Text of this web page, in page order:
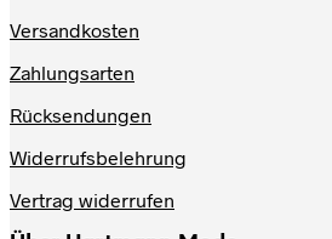
Versandkosten
Zahlungsarten
Rücksendungen
Widerrufsbelehrung
Vertrag widerrufen